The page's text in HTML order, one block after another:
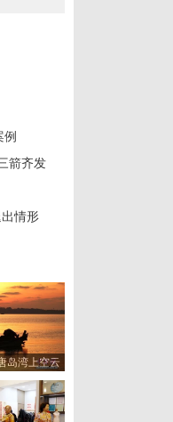
例
箭齐发
情形
岛湾上空云
油画